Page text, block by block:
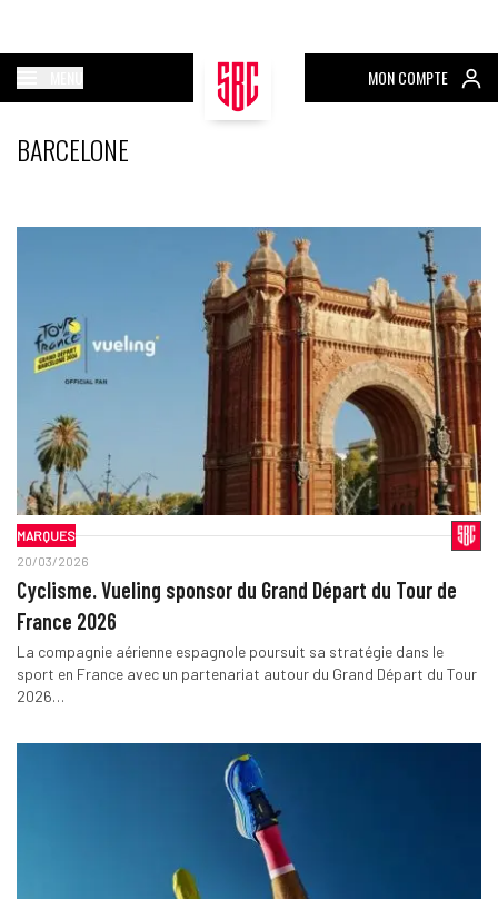
MON COMPTE
BARCELONE
MARQUES
20/03/2026
Cyclisme. Vueling sponsor du Grand Départ du Tour de
France 2026
La compagnie aérienne espagnole poursuit sa stratégie dans le
sport en France avec un partenariat autour du Grand Départ du Tour
2026…